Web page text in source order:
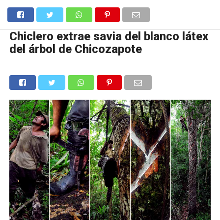
Chiclero extrae savia del blanco látex
del árbol de Chicozapote